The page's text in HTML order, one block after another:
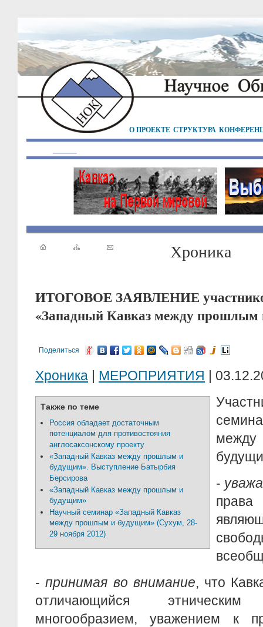
О ПРОЕКТЕ СТРУКТУРА
Хроника
ИТОГОВОЕ ЗАЯВЛЕНИЕ
«Западный Кавказ между прошлым
Поделиться
Хроника | МЕРОПРИЯТИЯ |
Также по теме
Россия обладает достаточным
потенциалом для противостояния
англосаксонскому проекту
«Западный Кавказ между прошлым и
будущим». Выступление Батырбия
Берсирова
«Западный Кавказ между прошлым и
будущим»
Научный семинар «Западный Кавказ
между прошлым и будущим» (Сухум, 28-
29 ноября 2012)
-
права
-принимая во внимание, что
отличающийся
многообразием, уважением к